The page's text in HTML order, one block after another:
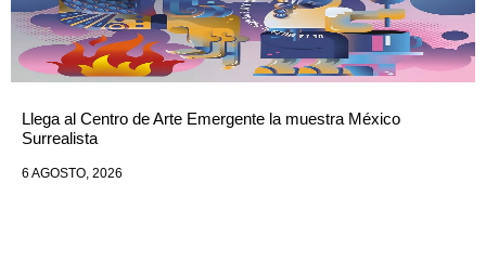
Llega al Centro de Arte Emergente la muestra México
Surrealista
6 AGOSTO, 2026